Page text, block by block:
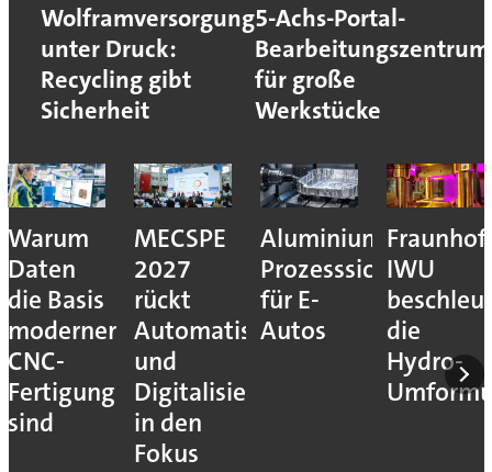
Wolframversorgung
unter Druck:
Recycling gibt
Sicherheit
5-Achs-Portal-
Bearbeitungszentrum
für große
Werkstücke
Warum
Daten
die Basis
moderner
CNC-
Fertigung
sind
MECSPE
2027
rückt
Automatisierung
und
Digitalisierung
in den
Fokus
Prozesssicher
für E-
Autos
IWU
die
Hydro-